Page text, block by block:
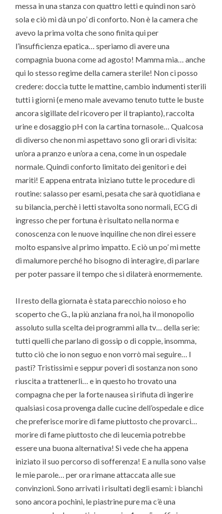
messa in una stanza con quattro letti e quindi non sarò
sola e ciò mi dà un po’ di conforto. Non è la camera che
avevo la prima volta che sono finita qui per
l’insufficienza epatica… speriamo di avere una
compagnia buona come ad agosto! Mamma mia… anche
qui lo stesso regime della camera sterile! Non ci posso
credere: doccia tutte le mattine, cambio indumenti sterili
tutti i giorni (e meno male avevamo tenuto tutte le buste
ancora sigillate del ricovero per il trapianto), raccolta
urine e dosaggio pH con la cartina tornasole… Qualcosa
di diverso che non mi aspettavo sono gli orari di visita:
un’ora a pranzo e un’ora a cena, come in un ospedale
normale. Quindi conforto limitato dei genitori e dei
mariti! E appena entrata iniziano tutte le procedure di
routine: salasso per esami, pesata che sarà quotidiana e
su bilancia, perchè i letti stavolta sono normali, ECG di
ingresso che per fortuna è risultato nella norma e
conoscenza con le nuove inquiline che non direi essere
molto espansive al primo impatto. E ciò un po’ mi mette
di malumore perché ho bisogno di interagire, di parlare
per poter passare il tempo che si dilaterà enormemente.
Il resto della giornata è stata parecchio noioso e ho
scoperto che G., la più anziana fra noi, ha il monopolio
assoluto sulla scelta dei programmi alla tv… della serie:
tutti quelli che parlano di gossip o di coppie, insomma,
tutto ciò che io non seguo e non vorrò mai seguire… I
pasti? Tristissimi e seppur poveri di sostanza non sono
riuscita a trattenerli… e in questo ho trovato una
compagna che per la forte nausea si rifiuta di ingerire
qualsiasi cosa provenga dalle cucine dell’ospedale e dice
che preferisce morire di fame piuttosto che provarci…
morire di fame piuttosto che di leucemia potrebbe
essere una buona alternativa! Si vede che ha appena
iniziato il suo percorso di sofferenza! E a nulla sono valse
le mie parole… per ora rimane attaccata alle sue
convinzioni. Sono arrivati i risultati degli esami: i bianchi
sono ancora pochini, le piastrine pure ma c’è una